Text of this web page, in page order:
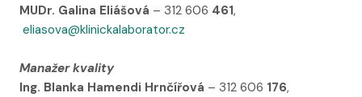
MUDr. Galina Eliášová – 312 606 461,
eliasova@klinickalaborator.cz
Manažer kvality
Ing. Blanka Hamendi Hrnčířová – 312 606 176,